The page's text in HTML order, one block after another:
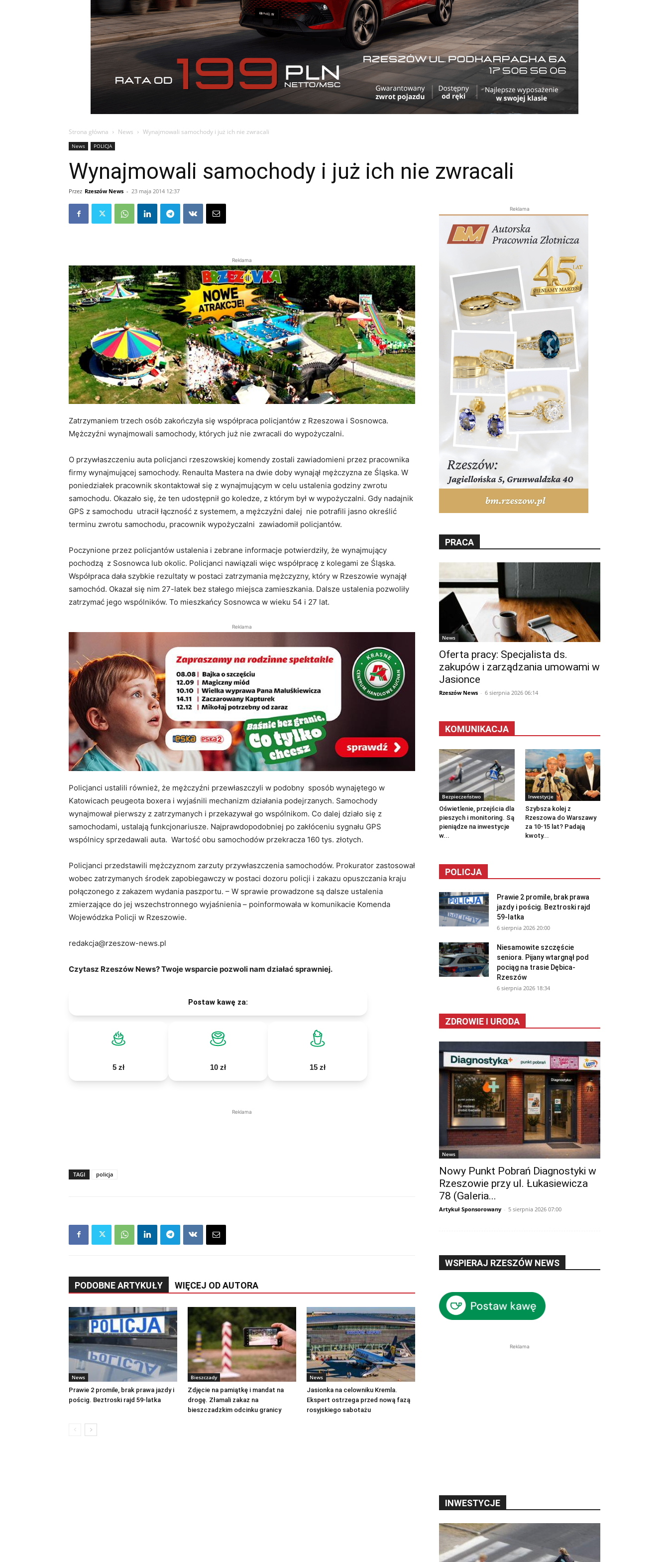
Strona główna News Wynajmowali samochody i już ich nie zwracali
News POLICJA
Wynajmowali samochody i już ich nie zwracali
Przez Rzeszów News - 23 maja 2014 12:37
Reklama
Zatrzymaniem trzech osób zakończyła się współpraca policjantów z Rzeszowa i Sosnowca.
Mężczyźni wynajmowali samochody, których już nie zwracali do wypożyczalni.
O przywłaszczeniu auta policjanci rzeszowskiej komendy zostali zawiadomieni przez pracownika
firmy wynajmującej samochody. Renaulta Mastera na dwie doby wynajął mężczyzna ze Śląska. W
poniedziałek pracownik skontaktował się z wynajmującym w celu ustalenia godziny zwrotu
samochodu. Okazało się, że ten udostępnił go koledze, z którym był w wypożyczalni. Gdy nadajnik
GPS z samochodu utracił łączność z systemem, a mężczyźni dalej nie potrafili jasno określić
terminu zwrotu samochodu, pracownik wypożyczalni zawiadomił policjantów.
Poczynione przez policjantów ustalenia i zebrane informacje potwierdziły, że wynajmujący
pochodzą z Sosnowca lub okolic. Policjanci nawiązali więc współpracę z kolegami ze Śląska.
Współpraca dała szybkie rezultaty w postaci zatrzymania mężczyzny, który w Rzeszowie wynajął
samochód. Okazał się nim 27-latek bez stałego miejsca zamieszkania. Dalsze ustalenia pozwoliły
zatrzymać jego wspólników. To mieszkańcy Sosnowca w wieku 54 i 27 lat.
Reklama
Policjanci ustalili również, że mężczyźni przewłaszczyli w podobny sposób wynajętego w
Katowicach peugeota boxera i wyjaśnili mechanizm działania podejrzanych. Samochody
wynajmował pierwszy z zatrzymanych i przekazywał go wspólnikom. Co dalej działo się z
samochodami, ustalają funkcjonariusze. Najprawdopodobniej po zakłóceniu sygnału GPS
wspólnicy sprzedawali auta. Wartość obu samochodów przekracza 160 tys. złotych.
Policjanci przedstawili mężczyznom zarzuty przywłaszczenia samochodów. Prokurator zastosował
wobec zatrzymanych środek zapobiegawczy w postaci dozoru policji i zakazu opuszczania kraju
połączonego z zakazem wydania paszportu. – W sprawie prowadzone są dalsze ustalenia
zmierzające do jej wszechstronnego wyjaśnienia – poinformowała w komunikacie Komenda
Wojewódzka Policji w Rzeszowie.
redakcja@rzeszow-news.pl
Czytasz Rzeszów News? Twoje wsparcie pozwoli nam działać sprawniej.
Postaw kawę za:
5 zł 10 zł 15 zł
Reklama
TAGI policja
PODOBNE ARTYKUŁY WIĘCEJ OD AUTORA
News
Prawie 2 promile, brak prawa jazdy i
pościg. Beztroski rajd 59-latka
Bieszczady
Zdjęcie na pamiątkę i mandat na
drogę. Złamali zakaz na
bieszczadzkim odcinku granicy
News
Jasionka na celowniku Kremla.
Ekspert ostrzega przed nową fazą
rosyjskiego sabotażu
Reklama
PRACA
News
Oferta pracy: Specjalista ds.
zakupów i zarządzania umowami w
Jasionce
Rzeszów News - 6 sierpnia 2026 06:14
KOMUNIKACJA
Bezpieczeństwo
Oświetlenie, przejścia dla
pieszych i monitoring. Są
pieniądze na inwestycje
w...
Inwestycje
Szybsza kolej z
Rzeszowa do Warszawy
za 10-15 lat? Padają
kwoty...
POLICJA
Prawie 2 promile, brak prawa
jazdy i pościg. Beztroski rajd
59-latka
6 sierpnia 2026 20:00
Niesamowite szczęście
seniora. Pijany wtargnął pod
pociąg na trasie Dębica-
Rzeszów
6 sierpnia 2026 18:34
ZDROWIE I URODA
News
Nowy Punkt Pobrań Diagnostyki w
Rzeszowie przy ul. Łukasiewicza
78 (Galeria...
Artykuł Sponsorowany - 5 sierpnia 2026 07:00
WSPIERAJ RZESZÓW NEWS
Reklama
INWESTYCJE